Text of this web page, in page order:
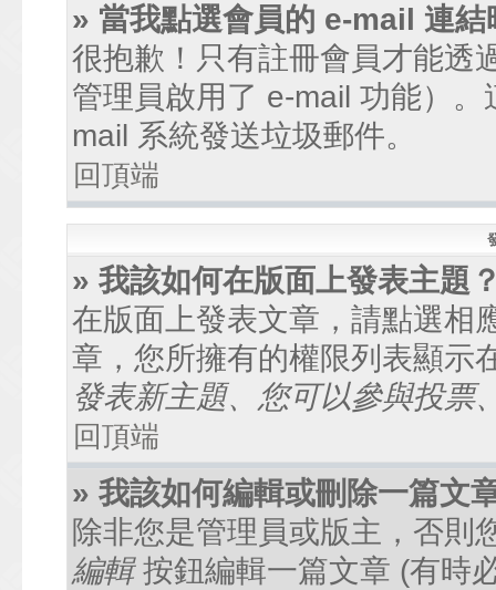
» 當我點選會員的 e-mail 連
很抱歉！只有註冊會員才能透
管理員啟用了 e-mail 功能）
mail 系統發送垃圾郵件。
回頂端
» 我該如何在版面上發表主題
在版面上發表文章，請點選相
章，您所擁有的權限列表顯示
發表新主題、您可以參與投票
回頂端
» 我該如何編輯或刪除一篇文
除非您是管理員或版主，否則
編輯按鈕編輯一篇文章 (有時